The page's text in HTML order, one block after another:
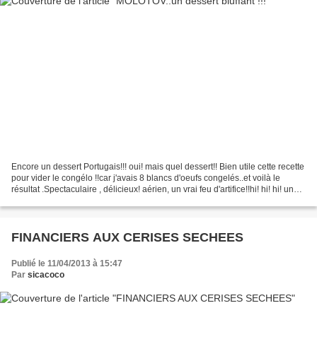
Encore un dessert Portugais!!! oui! mais quel dessert!! Bien utile cette recette
pour vider le congélo !!car j'avais 8 blancs d'oeufs congelés..et voilà le
résultat .Spectaculaire , délicieux! aérien, un vrai feu d'artifice!!hi! hi! hi! une
FINANCIERS AUX CERISES SECHEES
Publié le 11/04/2013 à 15:47
Par sicacoco